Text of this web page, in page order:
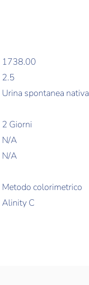
1738.00
2.5
Urina spontanea nativa
2 Giorni
N/A
N/A
Metodo colorimetrico
Alinity C